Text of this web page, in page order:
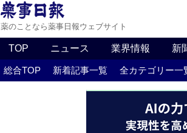
薬のことなら薬事日報ウェブサイト
TOP ニュース 業界情報 新
総合TOP 新着記事一覧 全カテゴリー一